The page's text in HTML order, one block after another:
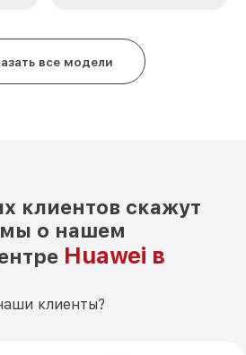
Pro Huawei
P60 Pro
все модели
клиентов скажут
о нашем
Huawei в
клиенты?